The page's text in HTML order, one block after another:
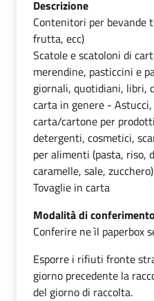
Descrizione
Contenitori per bevande
frutta, ecc)
Scatole e scatoloni di
merendine, pasticcini e
giornali, quotidiani, libri,
carta in genere -
carta/cartone per
detergenti, cosmetici,
per alimenti (pasta, riso,
caramelle, sale,
Tovaglie in carta
Modalità di conferimento
Conferire ne ìl paperbox
Esporre i rifiuti fronte
giorno precedente la
del giorno di raccolta.